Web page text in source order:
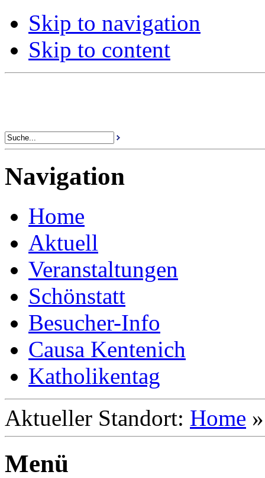
Skip to navigation
Skip to content
Navigation
Home
Aktuell
Veranstaltungen
Schönstatt
Besucher-Info
Causa Kentenich
Katholikentag
Aktueller Standort: Home
Menü